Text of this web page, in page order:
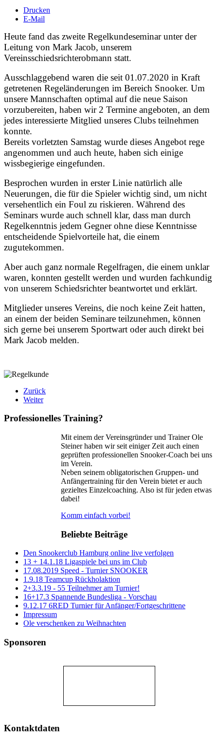
Drucken
E-Mail
Heute fand das zweite Regelkundeseminar unter der
Leitung von Mark Jacob, unserem
Vereinsschiedsrichterobmann statt.
Ausschlaggebend waren die seit 01.07.2020 in Kraft
getretenen Regeländerungen im Bereich Snooker. Um
unsere Mannschaften optimal auf die neue Saison
vorzubereiten, haben wir 2 Termine angeboten, an dem
jedes interessierte Mitglied unseres Clubs teilnehmen
konnte.
Bereits vorletzten Samstag wurde dieses Angebot rege
angenommen und auch heute, haben sich einige
wissbegierige eingefunden.
Besprochen wurden in erster Linie natürlich alle
Neuerungen, die für die Spieler wichtig sind, um nicht
versehentlich ein Foul zu riskieren. Während des
Seminars wurde auch schnell klar, dass man durch
Regelkenntnis jedem Gegner ohne diese Kenntnisse
entscheidende Spielvorteile hat, die einem
zugutekommen.
Aber auch ganz normale Regelfragen, die einem unklar
waren, konnten gestellt werden und wurden fachkundig
von unserem Schiedsrichter beantwortet und erklärt.
Mitglieder unseres Vereins, die noch keine Zeit hatten,
an einem der beiden Seminare teilzunehmen, können
sich gerne bei unserem Sportwart oder auch direkt bei
Mark Jacob melden.
Zurück
Weiter
Professionelles Training?
Mit einem der Vereinsgründer und Trainer Ole
Steiner haben wir seit einiger Zeit auch einen
geprüften professionellen Snooker-Coach bei uns
im Verein.
Neben seinem obligatorischen Gruppen- und
Anfängertraining für den Verein bietet er auch
gezieltes Einzelcoaching. Also ist für jeden etwas
dabei!
Komm einfach vorbei!
Beliebte Beiträge
Den Snookerclub Hamburg online live verfolgen
13 + 14.1.18 Ligaspiele bei uns im Club
17.08.2019 Speed - Turnier SNOOKER
1.9.18 Teamcup Rückholaktion
2+3.3.19 - 55 Teilnehmer am Turnier!
16+17.3 Spannende Bundesliga - Vorschau
9.12.17 6RED Turnier für Anfänger/Fortgeschrittene
Impressum
Ole verschenken zu Weihnachten
Sponsoren
Kontaktdaten